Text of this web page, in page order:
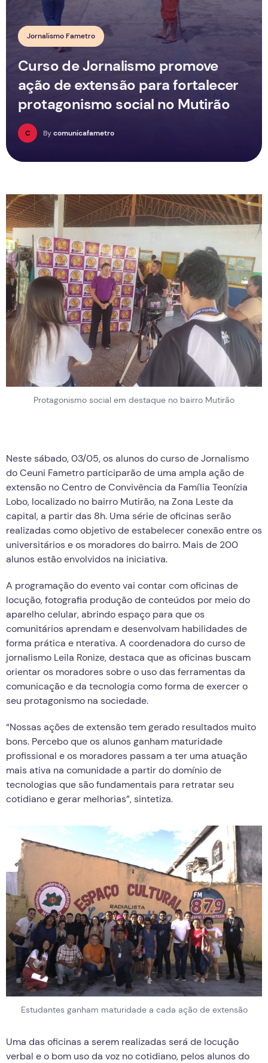
Jornalismo Fametro
Curso de Jornalismo promove
ação de extensão para fortalecer
protagonismo social no Mutirão
C Bycomunicafametro
Protagonismo social em destaque no bairro Mutirão
Neste sábado, 03/05, os alunos do curso de Jornalismo
do Ceuni Fametro participarão de uma ampla ação de
extensão no Centro de Convivência da Família Teonízia
Lobo, localizado no bairro Mutirão, na Zona Leste da
capital, a partir das 8h. Uma série de oficinas serão
realizadas como objetivo de estabelecer conexão entre os
universitários e os moradores do bairro. Mais de 200
alunos estão envolvidos na iniciativa.
A programação do evento vai contar com oficinas de
locução, fotografia produção de conteúdos por meio do
aparelho celular, abrindo espaço para que os
comunitários aprendam e desenvolvam habilidades de
forma prática e nterativa. A coordenadora do curso de
jornalismo Leila Ronize, destaca que as oficinas buscam
orientar os moradores sobre o uso das ferramentas da
comunicação e da tecnologia como forma de exercer o
seu protagonismo na sociedade.
“Nossas ações de extensão tem gerado resultados muito
bons. Percebo que os alunos ganham maturidade
profissional e os moradores passam a ter uma atuação
mais ativa na comunidade a partir do domínio de
tecnologias que são fundamentais para retratar seu
cotidiano e gerar melhorias”, sintetiza.
Estudantes ganham maturidade a cada ação de extensão
Uma das oficinas a serem realizadas será de locução
verbal e o bom uso da voz no cotidiano, pelos alunos do